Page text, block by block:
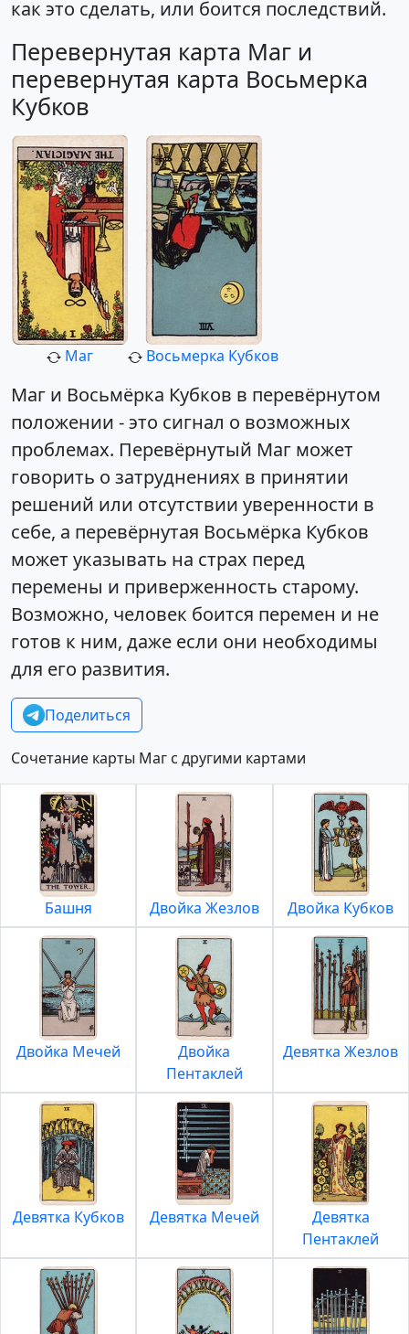
как это сделать, или боится последствий.
Перевернутая карта Маг и
перевернутая карта Восьмерка
Кубков
Маг Восьмерка Кубков
Маг и Восьмёрка Кубков в перевёрнутом
положении - это сигнал о возможных
проблемах. Перевёрнутый Маг может
говорить о затруднениях в принятии
решений или отсутствии уверенности в
себе, а перевёрнутая Восьмёрка Кубков
может указывать на страх перед
перемены и приверженность старому.
Возможно, человек боится перемен и не
готов к ним, даже если они необходимы
для его развития.
Поделиться
Сочетание карты Маг с другими картами
Башня Двойка Жезлов Двойка Кубков
Двойка Мечей
Двойка
Пентаклей
Девятка Жезлов
Девятка Кубков Девятка Мечей
Девятка
Пентаклей